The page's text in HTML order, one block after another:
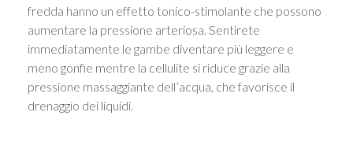
fredda hanno un effetto tonico-stimolante che possono
aumentare la pressione arteriosa. Sentirete
immediatamente le gambe diventare più leggere e
meno gonfie mentre la cellulite si riduce grazie alla
pressione massaggiante dell’acqua, che favorisce il
drenaggio dei liquidi.